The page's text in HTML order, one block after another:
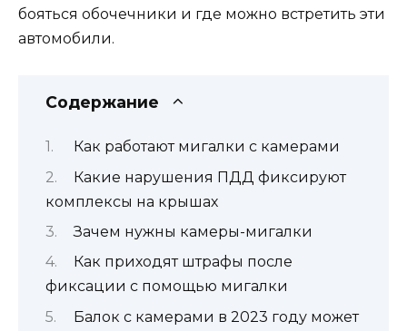
бояться обочечники и где можно встретить эти
автомобили.
Содержание
Как работают мигалки с камерами
Какие нарушения ПДД фиксируют
комплексы на крышах
Зачем нужны камеры-мигалки
Как приходят штрафы после
фиксации с помощью мигалки
Балок с камерами в 2023 году может